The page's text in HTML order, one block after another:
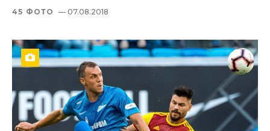
45 ФОТО — 07.08.2018